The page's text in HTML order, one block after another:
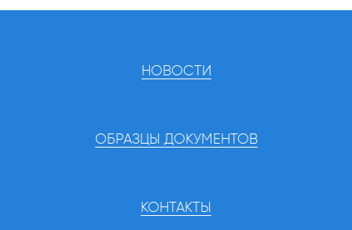
НОВОСТИ
ОБРАЗЦЫ ДОКУМЕНТОВ
КОНТАКТЫ